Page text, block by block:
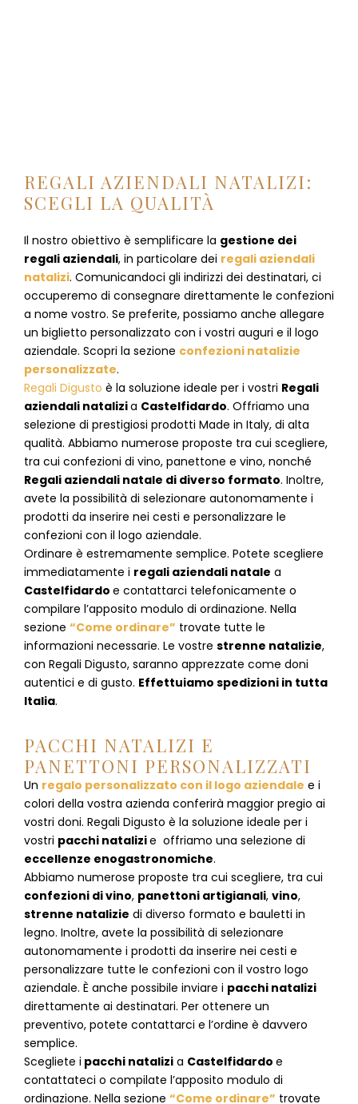
REGALI AZIENDALI NATALIZI:
SCEGLI LA QUALITÀ
Il nostro obiettivo è semplificare la gestione dei
regali aziendali, in particolare dei regali aziendali
natalizi. Comunicandoci gli indirizzi dei destinatari, ci
occuperemo di consegnare direttamente le confezioni
a nome vostro. Se preferite, possiamo anche allegare
un biglietto personalizzato con i vostri auguri e il logo
aziendale. Scopri la sezione confezioni natalizie
personalizzate.
Regali Digusto è la soluzione ideale per i vostri Regali
aziendali natalizia Castelfidardo. Offriamo una
selezione di prestigiosi prodotti Made in Italy, di alta
qualità. Abbiamo numerose proposte tra cui scegliere,
tra cui confezioni di vino, panettone e vino, nonché
Regali aziendali natale di diverso formato. Inoltre,
avete la possibilità di selezionare autonomamente i
prodotti da inserire nei cesti e personalizzare le
confezioni con il logo aziendale.
Ordinare è estremamente semplice. Potete scegliere
immediatamente i regali aziendali natale a
Castelfidardo e contattarci telefonicamente o
compilare l’apposito modulo di ordinazione. Nella
sezione “Come ordinare” trovate tutte le
informazioni necessarie. Le vostre strenne natalizie,
con Regali Digusto, saranno apprezzate come doni
autentici e di gusto. Effettuiamo spedizioni in tutta
Italia.
PACCHI NATALIZI E
PANETTONI PERSONALIZZATI
Un regalo personalizzato con il logo aziendale e i
colori della vostra azienda conferirà maggior pregio ai
vostri doni. Regali Digusto è la soluzione ideale per i
vostri pacchi natalizie offriamo una selezione di
eccellenze enogastronomiche.
Abbiamo numerose proposte tra cui scegliere, tra cui
confezioni di vino, panettoni artigianali, vino,
strenne natalizie di diverso formato e bauletti in
legno. Inoltre, avete la possibilità di selezionare
autonomamente i prodotti da inserire nei cesti e
personalizzare tutte le confezioni con il vostro logo
aziendale. È anche possibile inviare i pacchi natalizi
direttamente ai destinatari. Per ottenere un
preventivo, potete contattarci e l’ordine è davvero
semplice.
Scegliete i pacchi natalizi a Castelfidardo e
contattateci o compilate l’apposito modulo di
ordinazione. Nella sezione “Come ordinare” trovate